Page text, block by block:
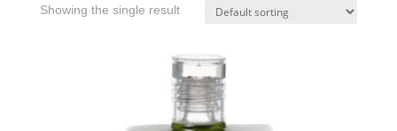
Showing the single result